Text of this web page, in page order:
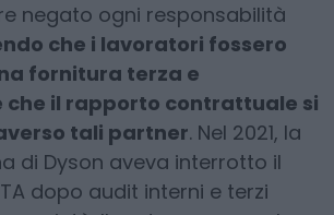
negato ogni responsabilità
che i lavoratori fossero
fornitura terza e
che il rapporto contrattuale si
tali partner. Nel 2021, la
di Dyson aveva interrotto il
dopo audit interni e terzi